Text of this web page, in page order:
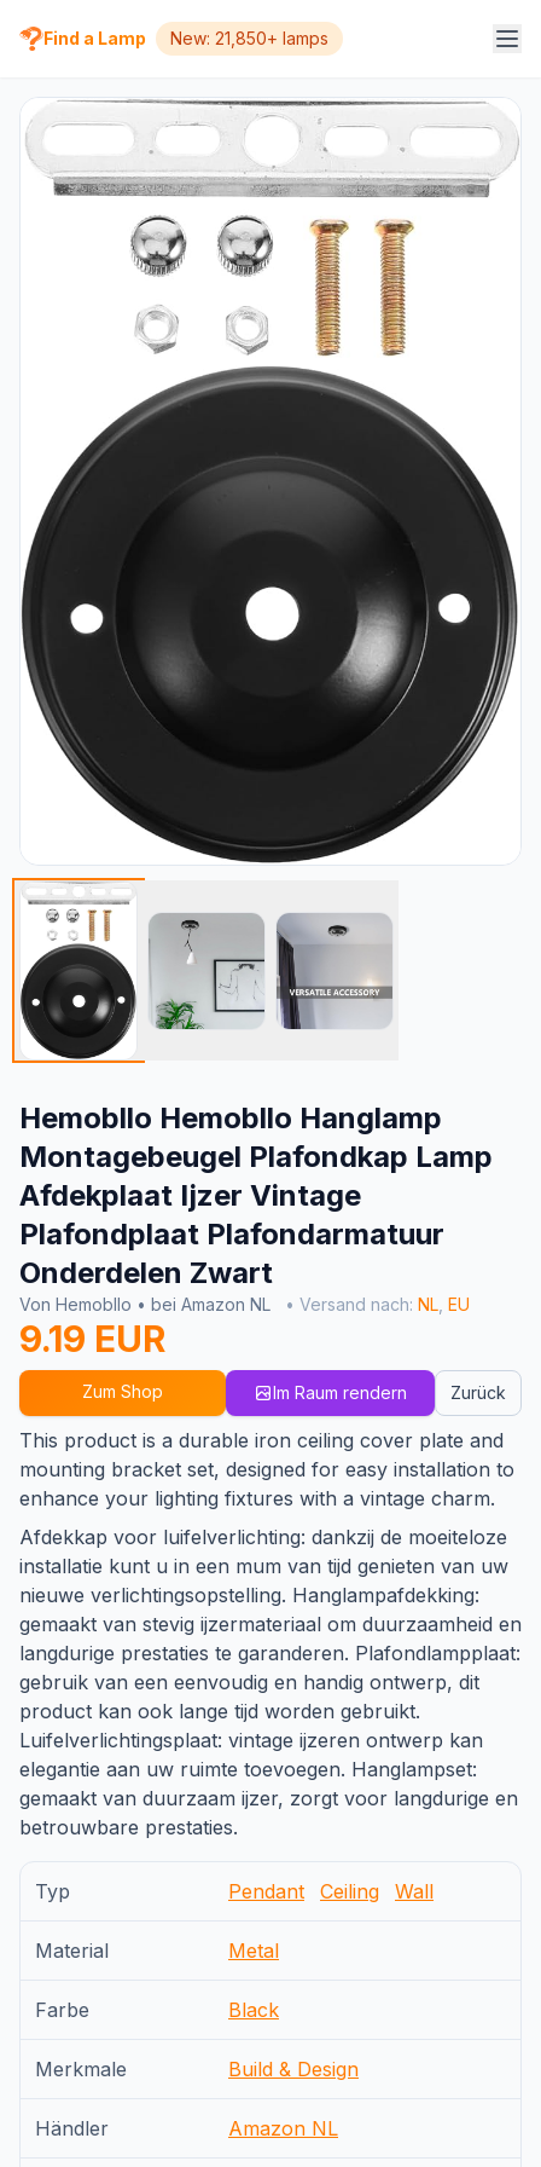
Find a Lamp New: 21,850+ lamps
Hemobllo Hemobllo Hanglamp
Montagebeugel Plafondkap Lamp
Afdekplaat Ijzer Vintage
Plafondplaat Plafondarmatuur
Onderdelen Zwart
Von Hemobllo • bei Amazon NL • Versand nach: NL EU
9.19 EUR
Zum Shop Im Raum rendern Zurück
This product is a durable iron ceiling cover plate and
mounting bracket set, designed for easy installation to
enhance your lighting fixtures with a vintage charm.
Afdekkap voor luifelverlichting: dankzij de moeiteloze
installatie kunt u in een mum van tijd genieten van uw
nieuwe verlichtingsopstelling. Hanglampafdekking:
gemaakt van stevig ijzermateriaal om duurzaamheid en
langdurige prestaties te garanderen. Plafondlampplaat:
gebruik van een eenvoudig en handig ontwerp, dit
product kan ook lange tijd worden gebruikt.
Luifelverlichtingsplaat: vintage ijzeren ontwerp kan
elegantie aan uw ruimte toevoegen. Hanglampset:
gemaakt van duurzaam ijzer, zorgt voor langdurige en
betrouwbare prestaties.
Typ Pendant Ceiling Wall
Material Metal
Farbe Black
Merkmale Build & Design
Händler Amazon NL